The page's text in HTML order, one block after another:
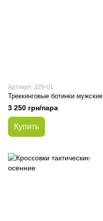
Артикул: 329-01
Треккинговые ботинки мужские
3 250 грн/пара
Купить